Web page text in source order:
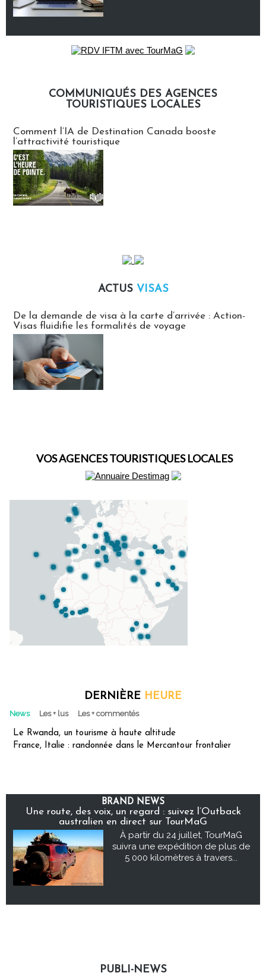
COMMUNIQUÉS DES AGENCES
TOURISTIQUES LOCALES
Comment l’IA de Destination Canada booste
l’attractivité touristique
ACTUS VISAS
De la demande de visa à la carte d’arrivée : Action-
Visas fluidifie les formalités de voyage
VOS AGENCES TOURISTIQUES LOCALES
DERNIÈRE HEURE
News Les + lus Les + commentés
Le Rwanda, un tourisme à haute altitude
France, Italie : randonnée dans le Mercantour frontalier
BRAND NEWS
Une route, des voix, un regard : suivez l’Outback
australien en direct sur TourMaG
À partir du 24 juillet, TourMaG
suivra une expédition de plus de
5 000 kilomètres à travers...
PUBLI-NEWS